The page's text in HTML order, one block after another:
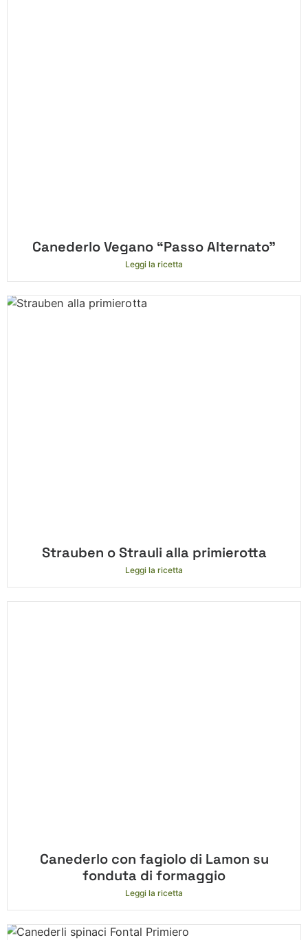
Canederlo Vegano “Passo Alternato”
Leggi la ricetta
Strauben o Strauli alla primierotta
Leggi la ricetta
Canederlo con fagiolo di Lamon su
fonduta di formaggio
Leggi la ricetta